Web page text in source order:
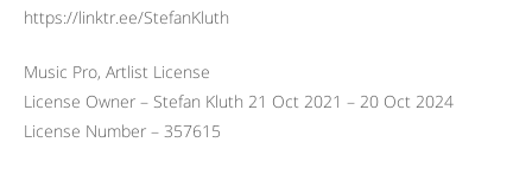
https://linktr.ee/StefanKluth
Music Pro, Artlist License
License Owner – Stefan Kluth 21 Oct 2021 – 20 Oct 2024
License Number – 357615